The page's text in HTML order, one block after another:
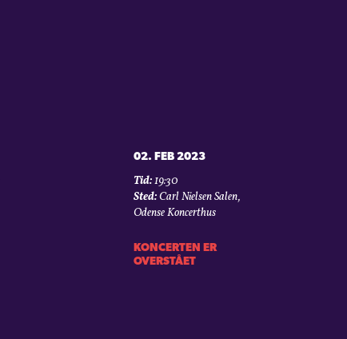
02. FEB 2023
Tid:19:30
Sted:Carl Nielsen Salen,
Odense Koncerthus
KONCERTEN ER
OVERSTÅET